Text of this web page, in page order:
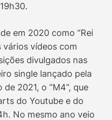
em 2020 como “Rei
vários vídeos com
divulgados nas
single lançado pela
2021, o “M4”, que
do Youtube e do
No mesmo ano veio